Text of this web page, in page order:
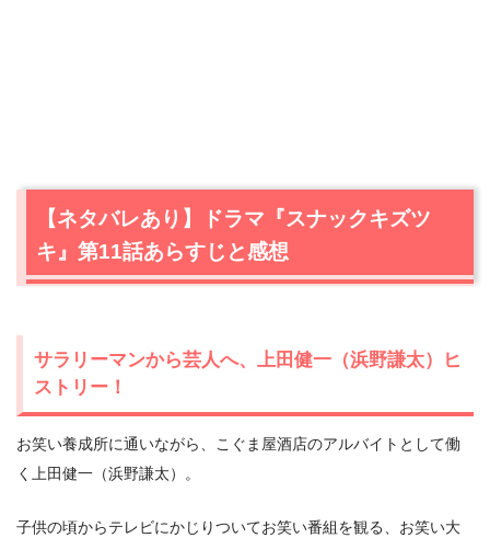
【ネタバレあり】ドラマ『スナックキズツ
キ』第11話あらすじと感想
サラリーマンから芸人へ、上田健一（浜野謙太）ヒ
ストリー！
お笑い養成所に通いながら、こぐま屋酒店のアルバイトとして働
く上田健一（浜野謙太）。
子供の頃からテレビにかじりついてお笑い番組を観る、お笑い大